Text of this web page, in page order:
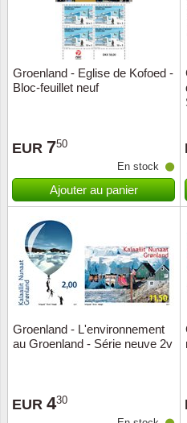
Groenland - Eglise de Kofoed -
Bloc-feuillet neuf
EUR 750
En stock
Ajouter au panier
Groenland - L'environnement
au Groenland - Série neuve 2v
EUR 430